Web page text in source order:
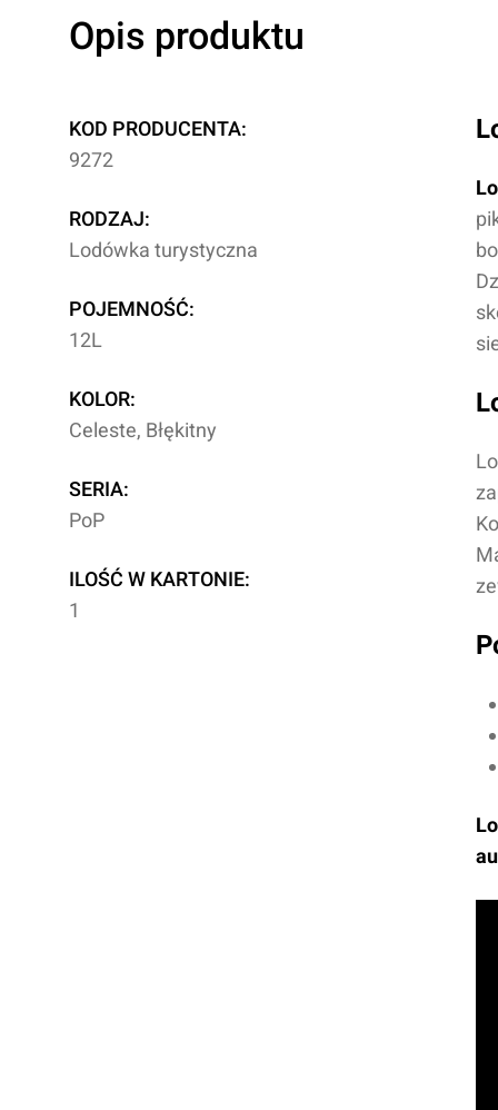
Opis produktu
KOD PRODUCENTA:
9272
RODZAJ:
Lodówka turystyczna
POJEMNOŚĆ:
12L
KOLOR:
Celeste, Błękitny
SERIA:
PoP
ILOŚĆ W KARTONIE:
1